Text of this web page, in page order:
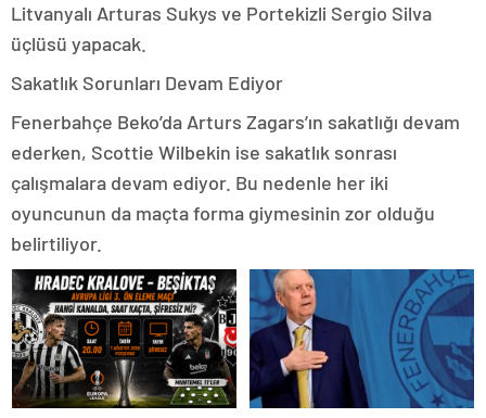
Litvanyalı Arturas Sukys ve Portekizli Sergio Silva
üçlüsü yapacak.
Sakatlık Sorunları Devam Ediyor
Fenerbahçe Beko’da Arturs Zagars’ın sakatlığı devam
ederken, Scottie Wilbekin ise sakatlık sonrası
çalışmalara devam ediyor. Bu nedenle her iki
oyuncunun da maçta forma giymesinin zor olduğu
belirtiliyor.